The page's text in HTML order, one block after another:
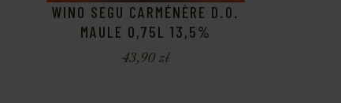
WINO SEGU CARMÉNÈRE D.O.
MAULE 0,75L 13,5%
43,90zł